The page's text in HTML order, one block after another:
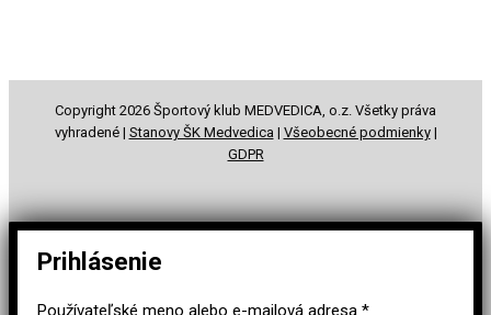
Copyright 2026 Športový klub MEDVEDICA, o.z. Všetky práva
vyhradené | Stanovy ŠK Medvedica | Všeobecné podmienky|
GDPR
Prihlásenie
Používateľské meno alebo e-mailová adresa *